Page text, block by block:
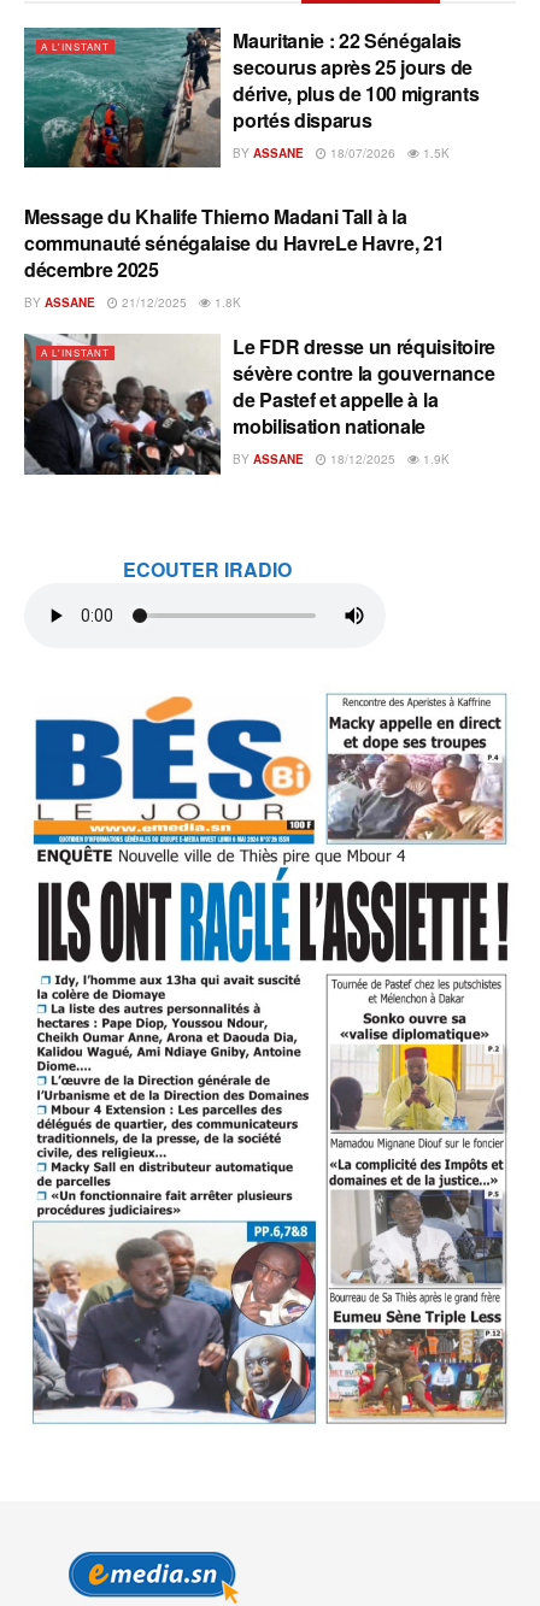
A L'INSTANT
Mauritanie : 22 Sénégalais
secourus après 25 jours de
dérive, plus de 100 migrants
portés disparus
BY ASSANE 18/07/2026 1.5K
A L'INSTANT
Message du Khalife Thierno Madani Tall à la
communauté sénégalaise du HavreLe Havre, 21
décembre 2025
BY ASSANE 21/12/2025 1.8K
A L'INSTANT
Le FDR dresse un réquisitoire
sévère contre la gouvernance
de Pastef et appelle à la
mobilisation nationale
BY ASSANE 18/12/2025 1.9K
ECOUTER IRADIO